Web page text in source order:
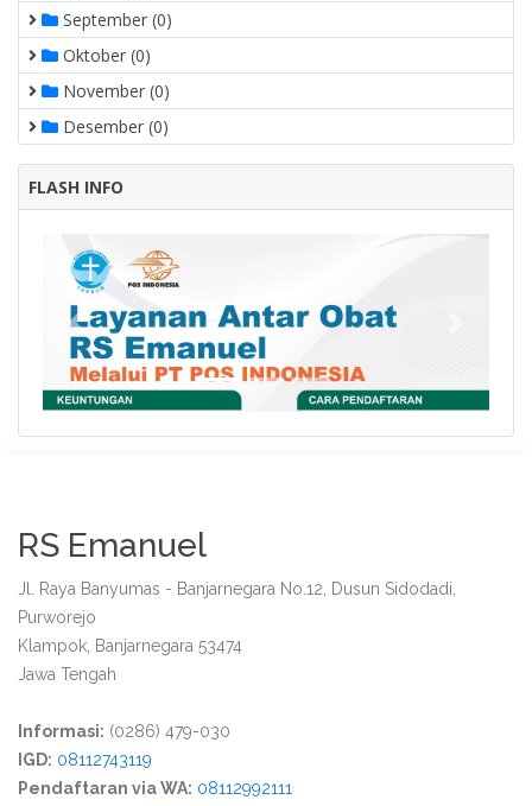
September (0)
Oktober (0)
November (0)
Desember (0)
FLASH INFO
Previous
RS Emanuel
Jl. Raya Banyumas - Banjarnegara No.12, Dusun Sidodadi,
Purworejo
Klampok, Banjarnegara 53474
Jawa Tengah
Informasi: (0286) 479-030
IGD: 08112743119
Pendaftaran via WA: 08112992111